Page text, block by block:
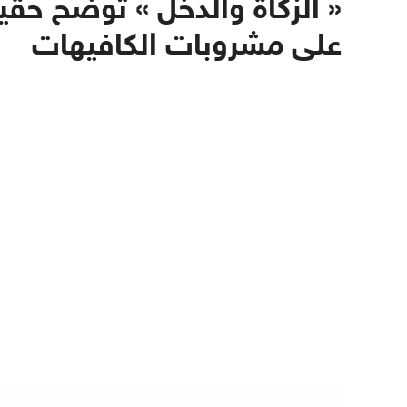
« الزكاة والدخل » توضح
على مشروبات الكافيهات